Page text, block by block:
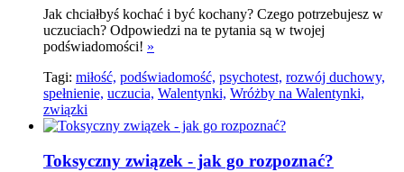
Jak chciałbyś kochać i być kochany? Czego potrzebujesz w
uczuciach? Odpowiedzi na te pytania są w twojej
podświadomości! »
Tagi: miłość, podświadomość, psychotest, rozwój duchowy,
spełnienie, uczucia, Walentynki, Wróżby na Walentynki,
związki
Toksyczny związek - jak go rozpoznać?